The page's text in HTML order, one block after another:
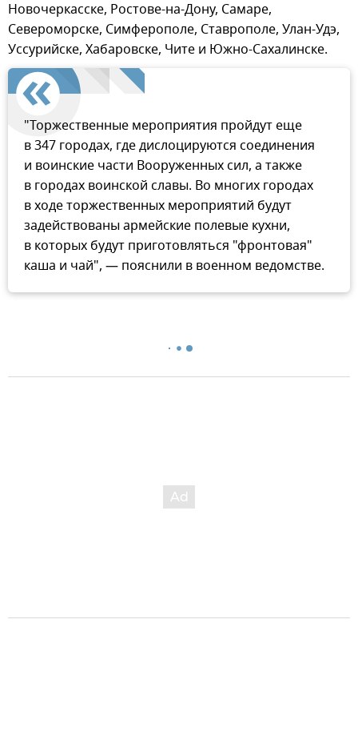
Новочеркасске, Ростове-на-Дону, Самаре,
Североморске, Симферополе, Ставрополе, Улан-Удэ,
Уссурийске, Хабаровске, Чите и Южно-Сахалинске.
"Торжественные мероприятия пройдут еще
в 347 городах, где дислоцируются соединения
и воинские части Вооруженных сил, а также
в городах воинской славы. Во многих городах
в ходе торжественных мероприятий будут
задействованы армейские полевые кухни,
в которых будут приготовляться "фронтовая"
каша и чай", — пояснили в военном ведомстве.